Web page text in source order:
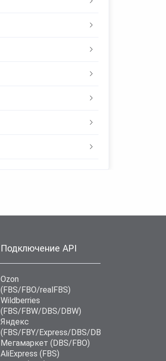
Подключение API
Ozon
(FBS/FBO/realFBS)
Wildberries
(FBS/FBW/DBS/DBW)
Яндекс
(FBS/FBY/Express/DBS/DBD)
Мегамаркет (DBS/FBO)
AliExpress (FBS)